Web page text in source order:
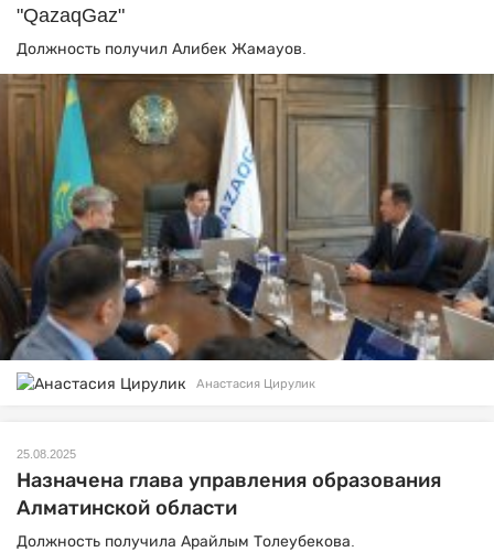
"QazaqGaz"
Должность получил Алибек Жамауов.
Анастасия Цирулик
25.08.2025
Назначена глава управления образования
Алматинской области
Должность получила Арайлым Толеубекова.